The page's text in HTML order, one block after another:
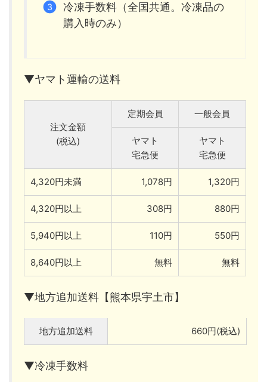
冷凍手数料（全国共通。冷凍品の
購入時のみ）
▼ヤマト運輸の送料
注文金額
(税込)
定期会員 一般会員
ヤマト
宅急便
ヤマト
宅急便
4,320円未満 1,078円 1,320円
4,320円以上 308円 880円
5,940円以上 110円 550円
8,640円以上 無料 無料
▼地方追加送料【熊本県宇土市】
地方追加送料 660円(税込)
▼冷凍手数料